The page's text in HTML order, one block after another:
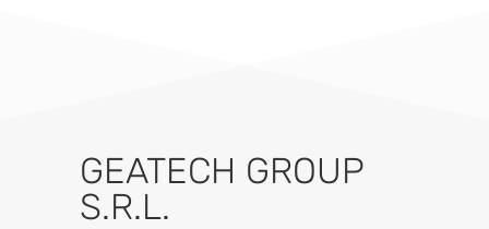
GEATECH GROUP
S.R.L.